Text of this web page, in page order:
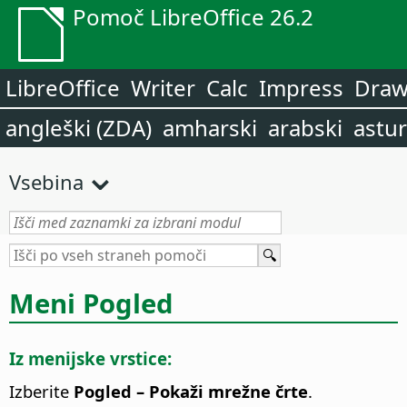
Pomoč LibreOffice 26.2
LibreOffice Writer Calc Impress
angleški (ZDA) amharski arabski
Vsebina
Meni Pogled
Iz menijske vrstice:
Izberite Pogled – Pokaži mrežne črte.